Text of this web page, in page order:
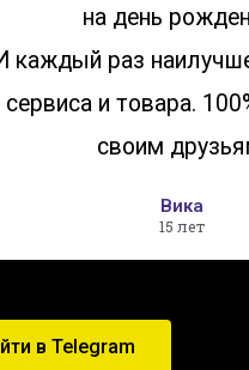
на день
каждый раз
сервиса и товара.
своим
Вика
15 лет
в Telegram